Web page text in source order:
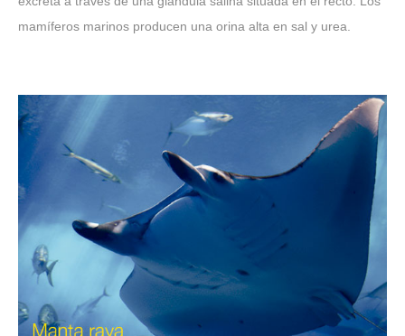
mamíferos marinos producen una orina alta en sal y urea.